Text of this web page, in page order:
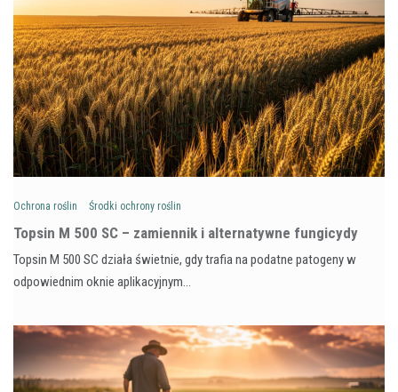
Ochrona roślin Środki ochrony roślin
Topsin M 500 SC – zamiennik i alternatywne fungicydy
Topsin M 500 SC działa świetnie, gdy trafia na podatne patogeny w
odpowiednim oknie aplikacyjnym…